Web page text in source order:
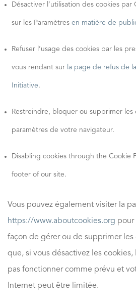
Désactiver l’utilisation des cookies
sur les Paramètres en matière de
Refuser l’usage des cookies par les
vous rendant sur la page de refus de
Initiative.
Restreindre, bloquer ou supprimer les
paramètres de votre navigateur.
Disabling cookies through the Cookie
footer of our site.
Vous pouvez également visiter la
https://www.aboutcookies.org pour
façon de gérer ou de supprimer les
que, si vous désactivez les
pas fonctionner comme prévu et
Internet peut être limitée.